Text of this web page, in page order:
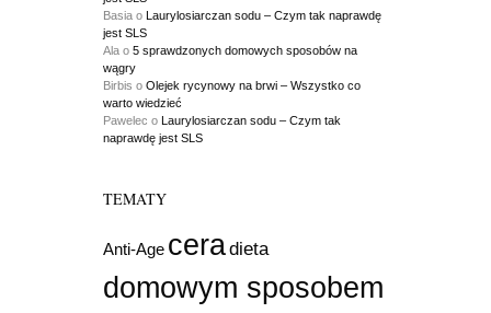
Basia o Laurylosiarczan sodu – Czym tak naprawdę
jest SLS
Ala o 5 sprawdzonych domowych sposobów na
wągry
Birbis o Olejek rycynowy na brwi – Wszystko co
warto wiedzieć
Pawelec o Laurylosiarczan sodu – Czym tak
naprawdę jest SLS
TEMATY
Anti-Age ceradieta
domowym sposobem